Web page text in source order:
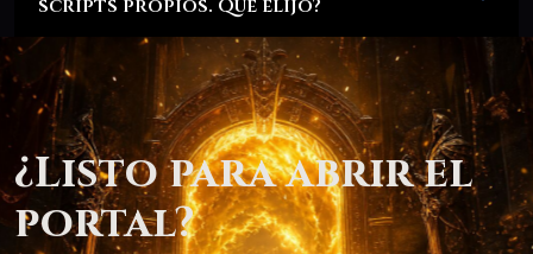
scripts propios. Qué elijo?
¿Listo para abrir el
portal?